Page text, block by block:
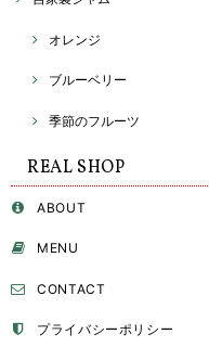
オレンジ
ブルーベリー
季節のフルーツ
REAL SHOP
ABOUT
MENU
CONTACT
プライバシーポリシー